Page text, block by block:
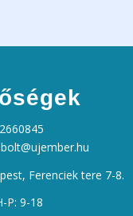
Ferenciek tere 7-8.
P: 9-18